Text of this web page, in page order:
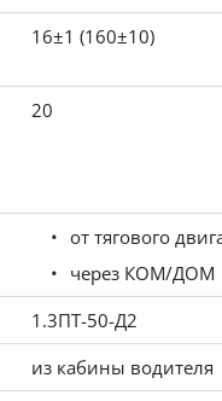
16±1 (160±10)
20
от тягового
через КОМ/ДОМ
1.3ПТ-50-Д2
из кабины водителя